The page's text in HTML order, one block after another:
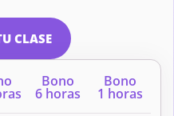
Biológica
CLASE
Bono
6 horas
Bono
1 horas